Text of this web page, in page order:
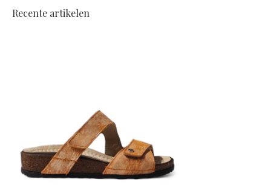
Recente artikelen